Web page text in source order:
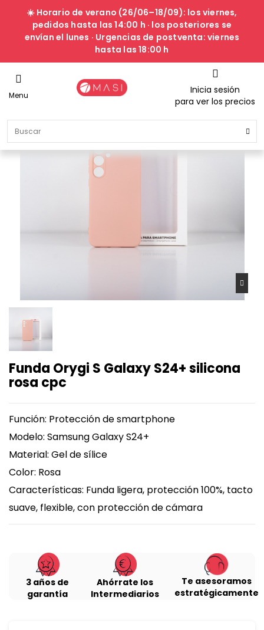
☀️ Horario de verano (26/06–18/09): los viernes,
pedidos hasta las 14:00 h · los posteriores se
envían el lunes · Urgencias de postventa: viernes
hasta las 18:00 h
Menu
Inicia sesión
para ver los precios
Funda Orygi S Galaxy S24+ silicona
rosa cpc
Función: Protección de smartphone
Modelo: Samsung Galaxy S24+
Material: Gel de sílice
Color: Rosa
Características: Funda ligera, protección 100%, tacto
suave, flexible, con protección de cámara
3 años de
garantía
Ahórrate los
Intermediarios
Te asesoramos
estratégicamente